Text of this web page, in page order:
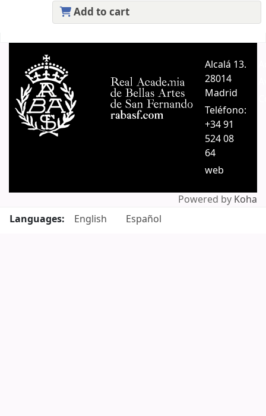
Add to cart
Alcalá 13.
28014
Madrid
Teléfono:
+34 91
524 08
64
web
Powered by Koha
Languages:
English Español